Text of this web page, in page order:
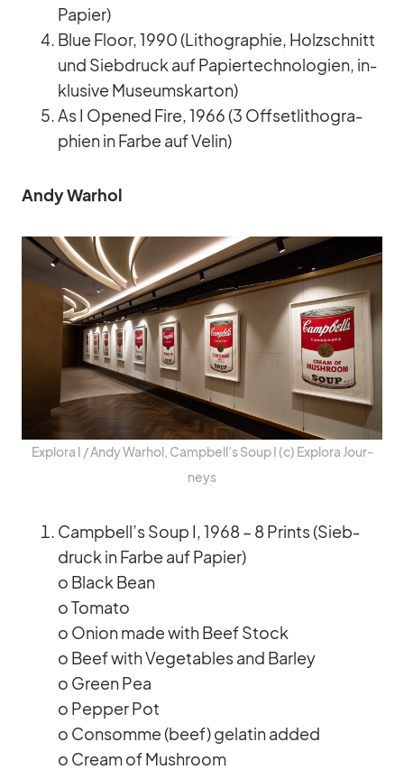
Pa­pier)
Blue Floor, 1990 (Li­tho­gra­phie, Holz­schnitt
und Sieb­druck auf Pa­pier­tech­no­lo­gien, in­
klu­sive Mu­se­ums­kar­ton)
As I Ope­ned Fire, 1966 (3 Off­set­li­tho­gra­
phien in Farbe auf Ve­lin)
Andy War­hol
Ex­plora I /​ Andy War­hol, Campbell’s Soup I (c) Ex­plora Jour­
neys
Campbell’s Soup I, 1968 – 8 Prints (Sieb­
druck in Farbe auf Pa­pier)
o Black Bean
o To­mato
o Onion made with Beef Stock
o Beef with Ve­ge­ta­bles and Bar­ley
o Green Pea
o Pep­per Pot
o Con­somme (beef) ge­la­tin ad­ded
o Cream of Mush­room